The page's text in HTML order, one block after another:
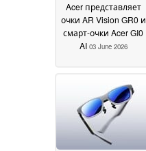
Acer представляет
очки AR Vision GR0 и
смарт-очки Acer GI0
AI 03 June 2026